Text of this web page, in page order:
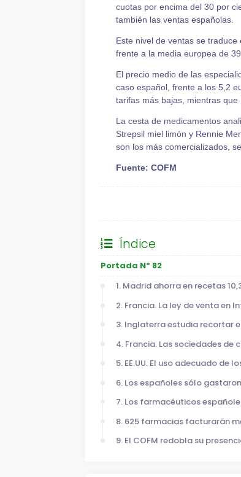
cuotas por encima del 30 por
también las ventas españolas.
Este nivel de ventas se
frente a la media europea de
El precio medio de las
caso español, frente a los 5,2
tarifas más bajas, mientras
La cesta de medicamentos
Strepsil miel limón y Rennie
son los más comercializados,
Fuente: COFM
Índice
Portada Nº 82
1. Madrid ahorra en recetas
2. Francia. La ley de venta en
3. Inglaterra estudia recortar
4. Francia. Las sociedades
5. EE.UU. El uso adecuado
6. Los españoles sólo
7. Los farmacéuticos
8. 625 farmacias facturarán
9. El COFM redobla su